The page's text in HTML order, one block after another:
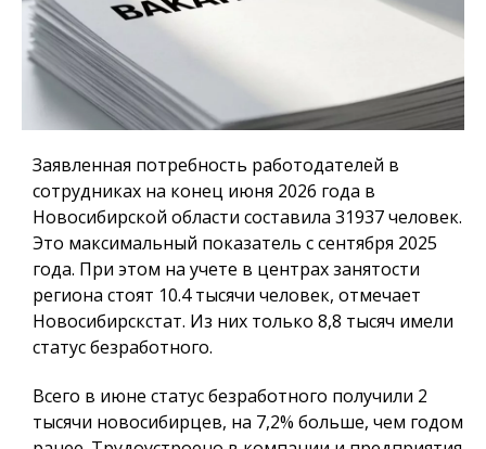
Заявленная потребность работодателей в
сотрудниках на конец июня 2026 года в
Новосибирской области составила 31937 человек.
Это максимальный показатель с сентября 2025
года. При этом на учете в центрах занятости
региона стоят 10.4 тысячи человек, отмечает
Новосибирскстат. Из них только 8,8 тысяч имели
статус безработного.
Всего в июне статус безработного получили 2
тысячи новосибирцев, на 7,2% больше, чем годом